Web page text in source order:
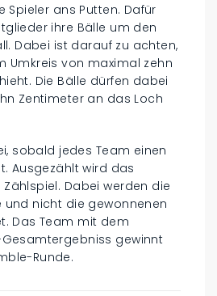
Spieler ans Putten. Dafür
ihre Bälle um den
Dabei ist darauf zu achten,
Umkreis von maximal zehn
Die Bälle dürfen dabei
Zentimeter an das Loch
sobald jedes Team einen
Ausgezählt wird das
Dabei werden die
und nicht die gewonnenen
Das Team mit dem
gewinnt
Runde.